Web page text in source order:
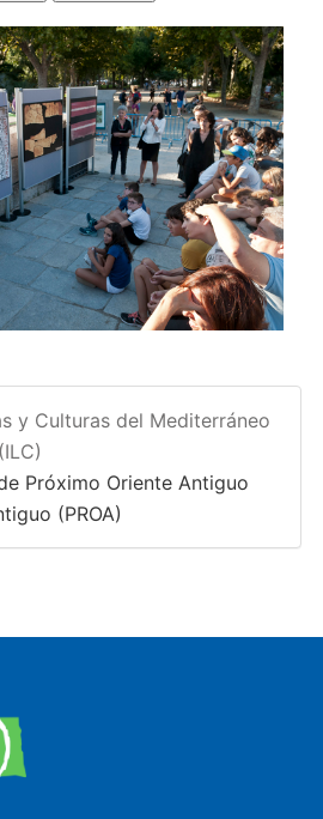
y Culturas del Mediterráneo
Próximo Oriente Antiguo
(PROA)